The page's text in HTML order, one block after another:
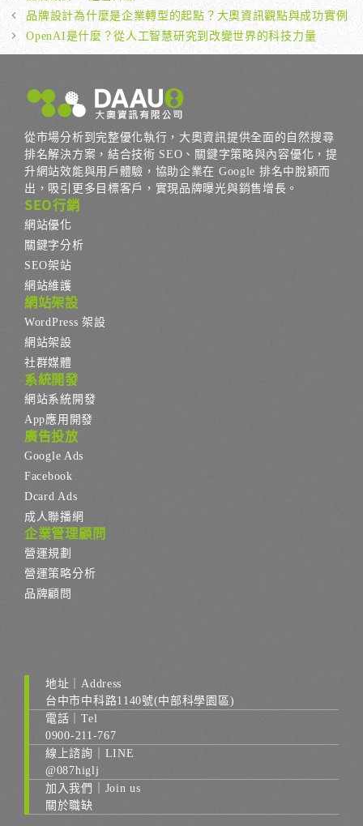
籤
品牌設計為什麼是企業轉型的起點？大奧資訊觀點與成功實例
OpenAI是什麼？從人工智慧研究到改變世界的科技力量
從市場分析到完整優化執行，大奧資訊提供全面的自然搜尋
排名解決方案，結合技術 SEO、關鍵字策略與內容優化，提
升網站效能與用戶體驗，協助企業在 Google 排名中脫穎而
出，吸引更多目標客戶，實現品牌曝光與銷售增長。
SEO行銷
網站優化
關鍵字分析
SEO架站
網站維護
網站架設
WordPress 架設
網站架設
社群媒體
系統開發
網站系統開發
App應用開發
廣告投放
Google Ads
Facebook
Dcard Ads
成人聯播網
企業管理顧問
營運規劃
營運策略分析
品牌顧問
地址｜Address
台中市中科路1140號(中部科學園區)
電話｜Tel
0900-211-767
線上諮詢｜LINE
@087higlj
加入我們｜Join us
關於職缺